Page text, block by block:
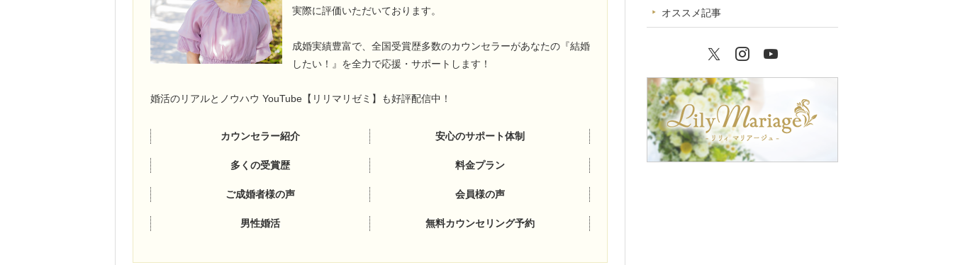
実際に評価いただいております。
成婚実績豊富で、全国受賞歴多数のカウンセラーがあなたの『結婚
したい！』を全力で応援・サポートします！
婚活のリアルとノウハウ YouTube【リリマリゼミ】も好評配信中！
カウンセラー紹介 安心のサポート体制
多くの受賞歴 料金プラン
ご成婚者様の声 会員様の声
男性婚活 無料カウンセリング予約
オススメ記事
TwitterInstagram